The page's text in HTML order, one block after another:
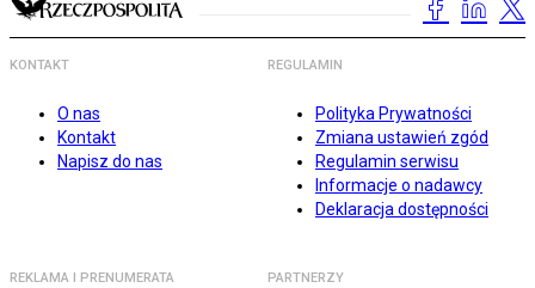
KONTAKT
O nas
Kontakt
Napisz do nas
REGULAMIN
Polityka Prywatności
Zmiana ustawień zgód
Regulamin serwisu
Informacje o nadawcy
Deklaracja dostępności
REKLAMA I PRENUMERATA PARTNERZY